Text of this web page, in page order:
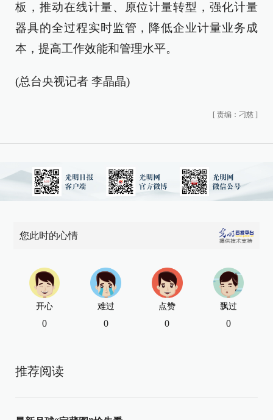
板，推动在线计量、原位计量转型，强化计量
器具的全过程实时监管，降低企业计量业务成
本，提高工作效能和管理水平。
(总台央视记者 李晶晶)
[ 责编：刁慈 ]
您此时的心情
开心
0
难过
0
点赞
0
飘过
0
推荐阅读